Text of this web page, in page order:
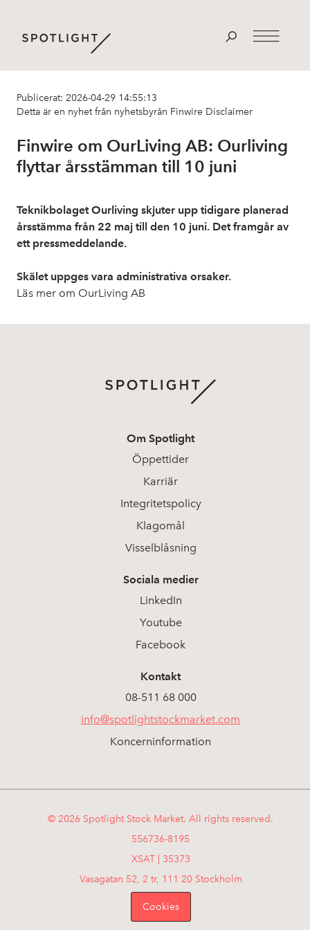
Publicerat: 2026-04-29 14:55:13
Detta är en nyhet från nyhetsbyrån Finwire Disclaimer
Finwire om OurLiving AB: Ourliving
flyttar årsstämman till 10 juni
Teknikbolaget Ourliving skjuter upp tidigare planerad
årsstämma från 22 maj till den 10 juni. Det framgår av
ett pressmeddelande.
Skälet uppges vara administrativa orsaker.
Läs mer om OurLiving AB
Om Spotlight
Öppettider
Karriär
Integritetspolicy
Klagomål
Visselblåsning
Sociala medier
LinkedIn
Youtube
Facebook
Kontakt
08-511 68 000
info@spotlightstockmarket.com
Koncerninformation
© 2026 Spotlight Stock Market. All rights reserved.
556736-8195
XSAT | 35373
Vasagatan 52, 2 tr, 111 20 Stockholm
Cookies